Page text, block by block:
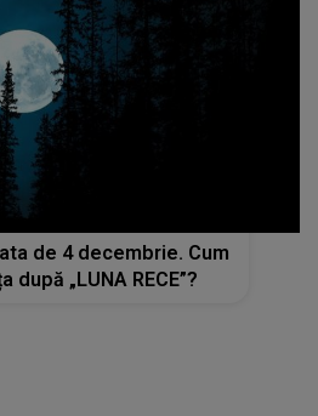
de 4 decembrie. Cum
după „LUNA RECE”?